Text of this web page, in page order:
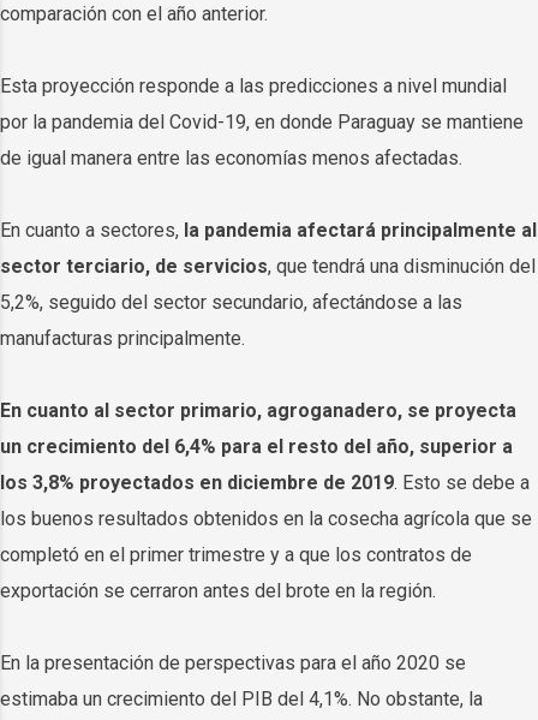
comparación con el año anterior.
Esta proyección responde a las predicciones a nivel mundial
por la pandemia del Covid-19, en donde Paraguay se mantiene
de igual manera entre las economías menos afectadas.
En cuanto a sectores, la pandemia afectará principalmente al
sector terciario, de servicios, que tendrá una disminución del
5,2%, seguido del sector secundario, afectándose a las
manufacturas principalmente.
En cuanto al sector primario, agroganadero, se proyecta
un crecimiento del 6,4% para el resto del año, superior a
los 3,8% proyectados en diciembre de 2019. Esto se debe a
los buenos resultados obtenidos en la cosecha agrícola que se
completó en el primer trimestre y a que los contratos de
exportación se cerraron antes del brote en la región.
En la presentación de perspectivas para el año 2020 se
estimaba un crecimiento del PIB del 4,1%. No obstante, la